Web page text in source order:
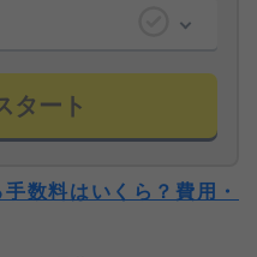
タート
数料はいくら？費用・